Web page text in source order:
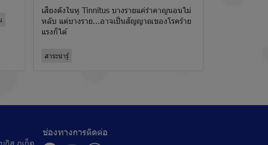
เสียงดังในหู Tinnitus บางรายแค่รำคาญนอนไม่
หลับ แต่บางราย...อาจเป็นสัญญาณของโรคร้าย
แรงก็ได้
สาระน่ารู้
กิส ภูเก็ต
ช่องทางการติดต่อ